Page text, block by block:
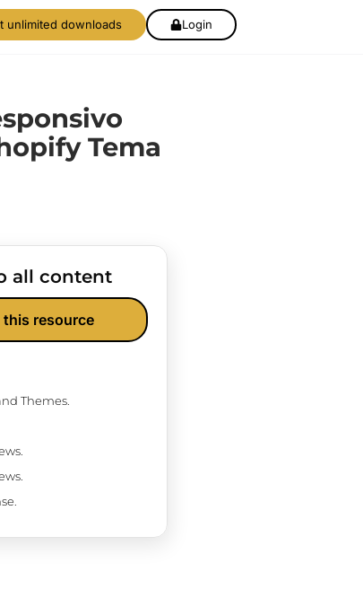
unlimited downloads Login
Tema
all content
resource
Themes.